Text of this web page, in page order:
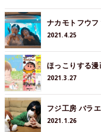
ナカモトフウ
2021.4.25
ほっこりする
2021.3.27
フジ工房 バラ
2021.1.26